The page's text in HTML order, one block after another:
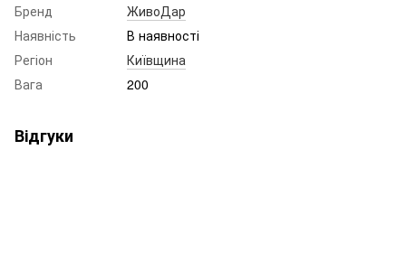
Бренд
ЖивоДар
Наявність
В наявності
Регіон
Київщина
Вага
200
Відгуки